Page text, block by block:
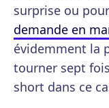
surprise ou
demande en
évidemment la
tourner sept
short dans ce